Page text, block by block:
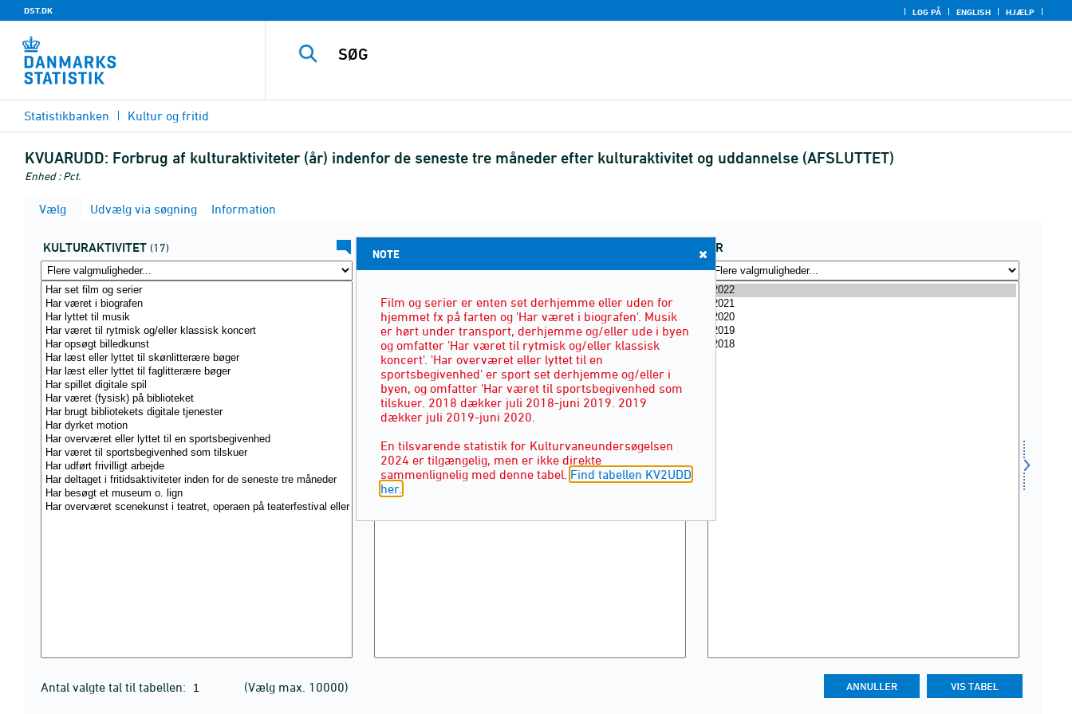
DST.DK LOG PÅ ENGLISH HJÆLP
Statistikbanken Kultur og fritid
KVUARUDD: Forbrug af kulturaktiviteter (år) indenfor de seneste tre måneder efter kulturaktivitet og uddannelse (AFSLUTTET)
Enhed : Pct.
Vælg Udvælg via søgning Information
KULTURAKTIVITET (17) UDDANNELSE ÅR
Antal valgte tal til tabellen: (Vælg max. 10000)
NOTE
Film og serier er enten set derhjemme eller uden for
hjemmet fx på farten og 'Har været i biografen'. Musik
er hørt under transport, derhjemme og/eller ude i byen
og omfatter 'Har været til rytmisk og/eller klassisk
koncert'. 'Har overværet eller lyttet til en
sportsbegivenhed' er sport set derhjemme og/eller i
byen, og omfatter 'Har været til sportsbegivenhed som
tilskuer. 2018 dækker juli 2018-juni 2019. 2019
dækker juli 2019-juni 2020.
En tilsvarende statistik for Kulturvaneundersøgelsen
2024 er tilgængelig, men er ikke direkte
sammenlignelig med denne tabel. Find tabellen KV2UDD
her.